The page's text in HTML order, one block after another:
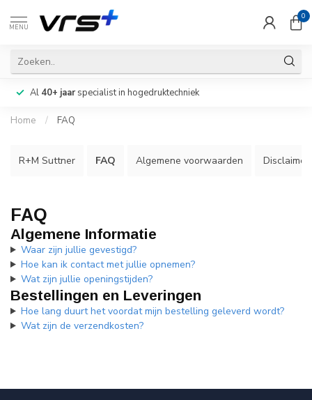
MENU
0
Al 40+ jaarspecialist in hogedruktechniek
Home / FAQ
R+M Suttner FAQ Algemene voorwaarden Disclaimer
FAQ
Algemene Informatie
Waar zijn jullie gevestigd?
Hoe kan ik contact met jullie opnemen?
Wat zijn jullie openingstijden?
Bestellingen en Leveringen
Hoe lang duurt het voordat mijn bestelling geleverd wordt?
Wat zijn de verzendkosten?